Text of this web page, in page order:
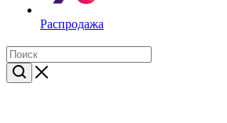
Распродажа